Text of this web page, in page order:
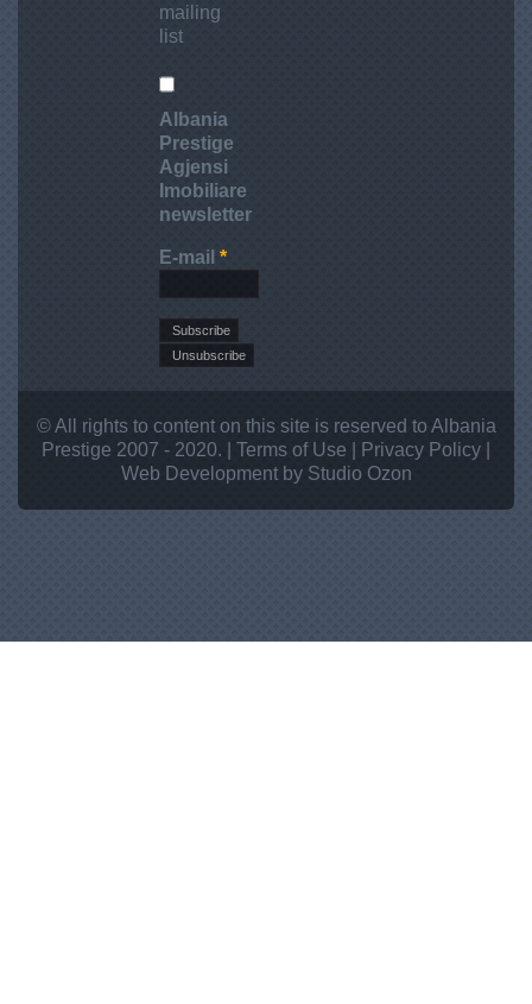
mailing
list
Albania
Prestige
Agjensi
Imobiliare
newsletter
E-mail *
© All rights to content on this site is reserved to Albania
Prestige 2007 - 2020. | Terms of Use Privacy Policy
Web Developmentby Studio Ozon